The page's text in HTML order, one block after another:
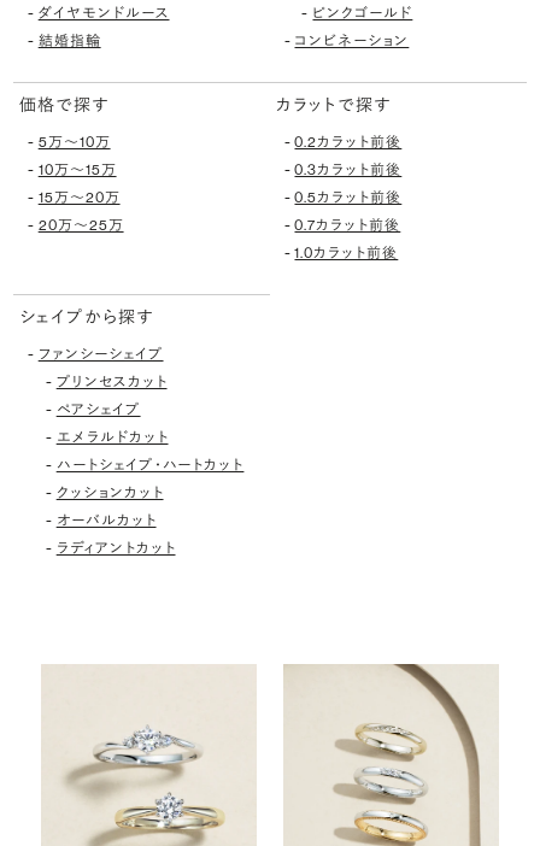
- ダイヤモンドルース
- 結婚指輪
- ピンクゴールド
- コンビネーション
価格で探す
- 5万〜10万
- 10万〜15万
- 15万〜20万
- 20万〜25万
カラットで探す
-0.2カラット前後
-0.3カラット前後
-0.5カラット前後
-0.7カラット前後
-1.0カラット前後
シェイプから探す
- ファンシーシェイプ
- プリンセスカット
- ペアシェイプ
- エメラルドカット
- ハートシェイプ・ハートカット
- クッションカット
- オーバルカット
- ラディアントカット